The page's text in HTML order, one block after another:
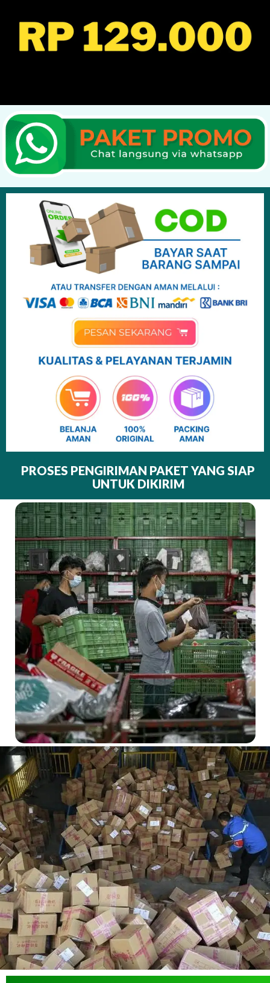
PROSES PENGIRIMAN PAKET YANG SIAP
UNTUK DIKIRIM